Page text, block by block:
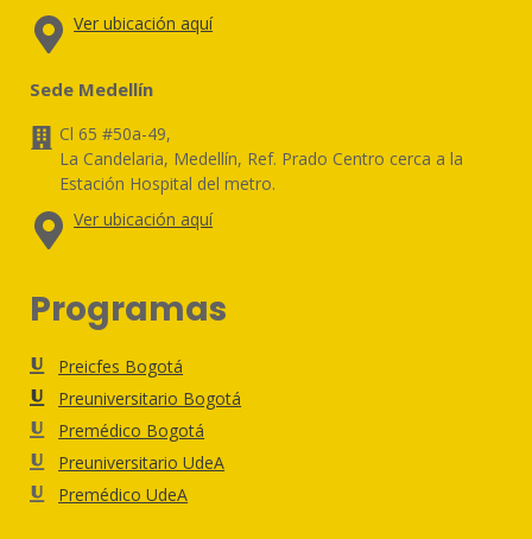
Ver ubicación aquí
Sede Medellín
Cl 65 #50a-49,
La Candelaria, Medellín, Ref. Prado Centro cerca a la
Estación Hospital del metro.
Ver ubicación aquí
Programas
Preicfes Bogotá
Preuniversitario Bogotá
Premédico Bogotá
Preuniversitario UdeA
Premédico UdeA